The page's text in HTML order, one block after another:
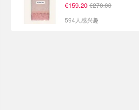
€159.20 €270.00
594人感兴趣